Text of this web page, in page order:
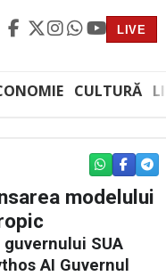
LIVE
CULTURĂ
WHATSAPP
modelului
SUA
AI Guvernul